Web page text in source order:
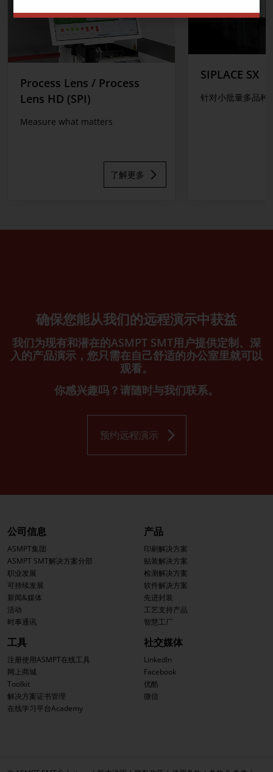
Process Lens / Process
Lens HD (SPI)
Measure what matters
了解更多
SIPLACE SX
针对小批量多品种
确保您能从我们的远程演示中获益
我们为现有和潜在的ASMPT SMT用户提供定制、深
入的产品演示，您只需在自己舒适的办公室里就可以
观看。
你感兴趣吗？请随时与我们联系。
预约远程演示
公司信息
ASMPT集团
ASMPT SMT解决方案分部
职业发展
可持续发展
新闻&媒体
活动
时事通讯
产品
印刷解决方案
贴装解决方案
检测解决方案
软件解决方案
先进封装
工艺支持产品
智慧工厂
工具
注册使用ASMPT在线工具
网上商城
Toolkit
解决方案证书管理
在线学习平台Academy
社交媒体
LinkedIn
Facebook
优酷
微信